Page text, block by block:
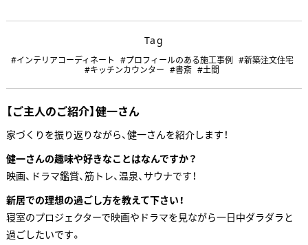
Tag
#インテリアコーディネート #プロフィールのある施工事例 #新築注文住宅
#キッチンカウンター #書斎 #土間
【ご主人のご紹介】健一さん
家づくりを振り返りながら、健一さんを紹介します！
健一さんの趣味や好きなことはなんですか？
映画、ドラマ鑑賞、筋トレ、温泉、サウナです！
新居での理想の過ごし方を教えて下さい！
寝室のプロジェクターで映画やドラマを見ながら一日中ダラダラと
過ごしたいです。